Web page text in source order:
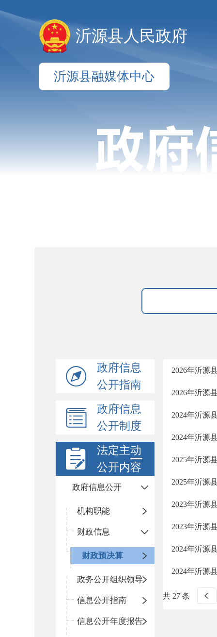
沂源县人民政府
沂源县融媒体中心
政府信息
公开指南
政府信息
公开制度
法定主动
公开内容
政府信息公开
机构职能
财政信息
财政预决算
政务公开组织领导
信息公开指南
信息公开年度报告
2026年沂源
2026年沂源
2024年沂源
2024年沂源
2025年沂源
2025年沂源
2023年沂源
2023年沂源
2024年沂源
2024年沂源
共 27 条